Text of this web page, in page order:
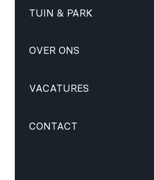
TUIN & PARK
OVER ONS
VACATURES
CONTACT